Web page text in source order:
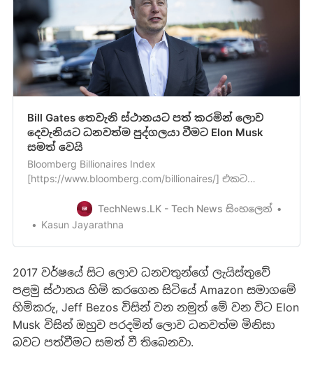
Bill Gates තෙවැනි ස්ථානයට පත් කරමින් ලොව
දෙවැනියට ධනවත්ම පුද්ගලයා වීමට Elon Musk
සමත් වෙයි
Bloomberg Billionaires Index
[https://www.bloomberg.com/billionaires/] එකට
පත්වීමට මේ වන විට Elon Musk සමත්වී ඇති
අතර,ඔහුගේ මුලු වත්කම ඇමෙරිකානු ඩොළර් බිලියන
හිමිකරු වන Bill…
TechNews.LK - Tech News සිංහලෙන්
Kasun Jayarathna
2017 වර්ෂයේ සිට ලොව ධනවතුන්ගේ ලැයිස්තුවේ
පළමු ස්ථානය හිමි කරගෙන සිටියේ Amazon සමාගමේ
හිමිකරු, Jeff Bezos විසින් වන නමුත් මේ වන විට Elon
Musk විසින් ඔහුව පරදමින් ලොව ධනවත්ම මිනිසා
බවට පත්වීමට සමත් වී තිබෙනවා.